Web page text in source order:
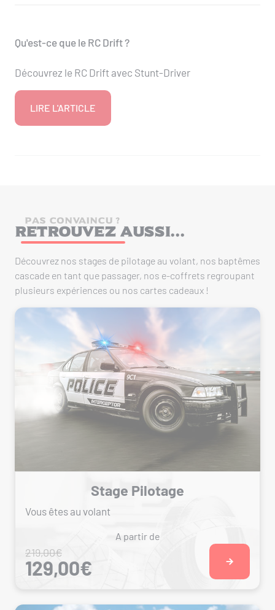
Qu'est-ce que le RC Drift ?
Découvrez le RC Drift avec Stunt-Driver
LIRE L'ARTICLE
PAS CONVAINCU ?
Retrouvez aussi...
Découvrez nos stages de pilotage au volant, nos baptêmes
cascade en tant que passager, nos e-coffrets regroupant
plusieurs expériences ou nos cartes cadeaux !
Stage Pilotage
Vous êtes au volant
A partir de
219,00€
129,00€